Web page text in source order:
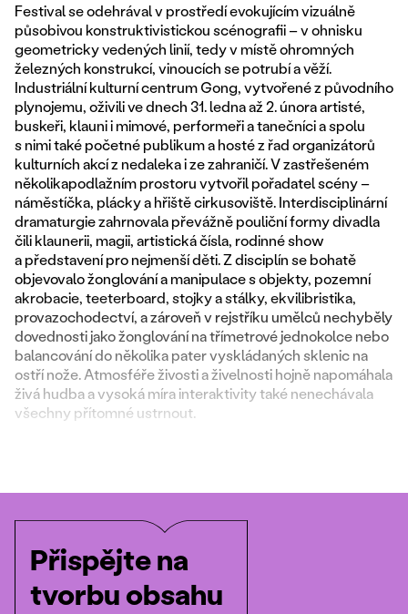
Festival se odehrával v prostředí evokujícím vizuálně
působivou konstruktivistickou scénografii – v ohnisku
geometricky vedených linií, tedy v místě ohromných
železných konstrukcí, vinoucích se potrubí a věží.
Industriální kulturní centrum Gong, vytvořené z původního
plynojemu, oživili ve dnech 31. ledna až 2. února artisté,
buskeři, klauni i mimové, performeři a tanečníci a spolu
s nimi také početné publikum a hosté z řad organizátorů
kulturních akcí z nedaleka i ze zahraničí. V zastřešeném
několikapodlažním prostoru vytvořil pořadatel scény –
náměstíčka, plácky a hřiště cirkusoviště. Interdisciplinární
dramaturgie zahrnovala převážně pouliční formy divadla
čili klaunerii, magii, artistická čísla, rodinné show
a představení pro nejmenší děti. Z disciplín se bohatě
objevovalo žonglování a manipulace s objekty, pozemní
akrobacie, teeterboard, stojky a stálky, ekvilibristika,
provazochodectví, a zároveň v rejstříku umělců nechyběly
dovednosti jako žonglování na třímetrové jednokolce nebo
balancování do několika pater vyskládaných sklenic na
ostří nože. Atmosféře živosti a živelnosti hojně napomáhala
živá hudba a vysoká míra interaktivity také nenechávala
všechny přítomné ustrnout.
Přispějte na
tvorbu obsahu